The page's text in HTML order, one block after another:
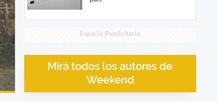
Espacio Publicitario
Mirá todos los autores de
Weekend